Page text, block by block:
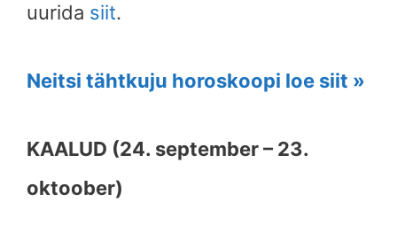
uurida siit.
Neitsi tähtkuju horoskoopi loe siit »
KAALUD (24. september – 23.
oktoober)